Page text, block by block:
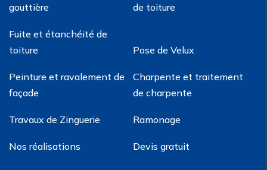
gouttière
de toiture
Fuite et étanchéité de
toiture
Pose de Velux
Peinture et ravalement de
façade
Charpente et traitement
de charpente
Travaux de Zinguerie Ramonage
Nos réalisations Devis gratuit